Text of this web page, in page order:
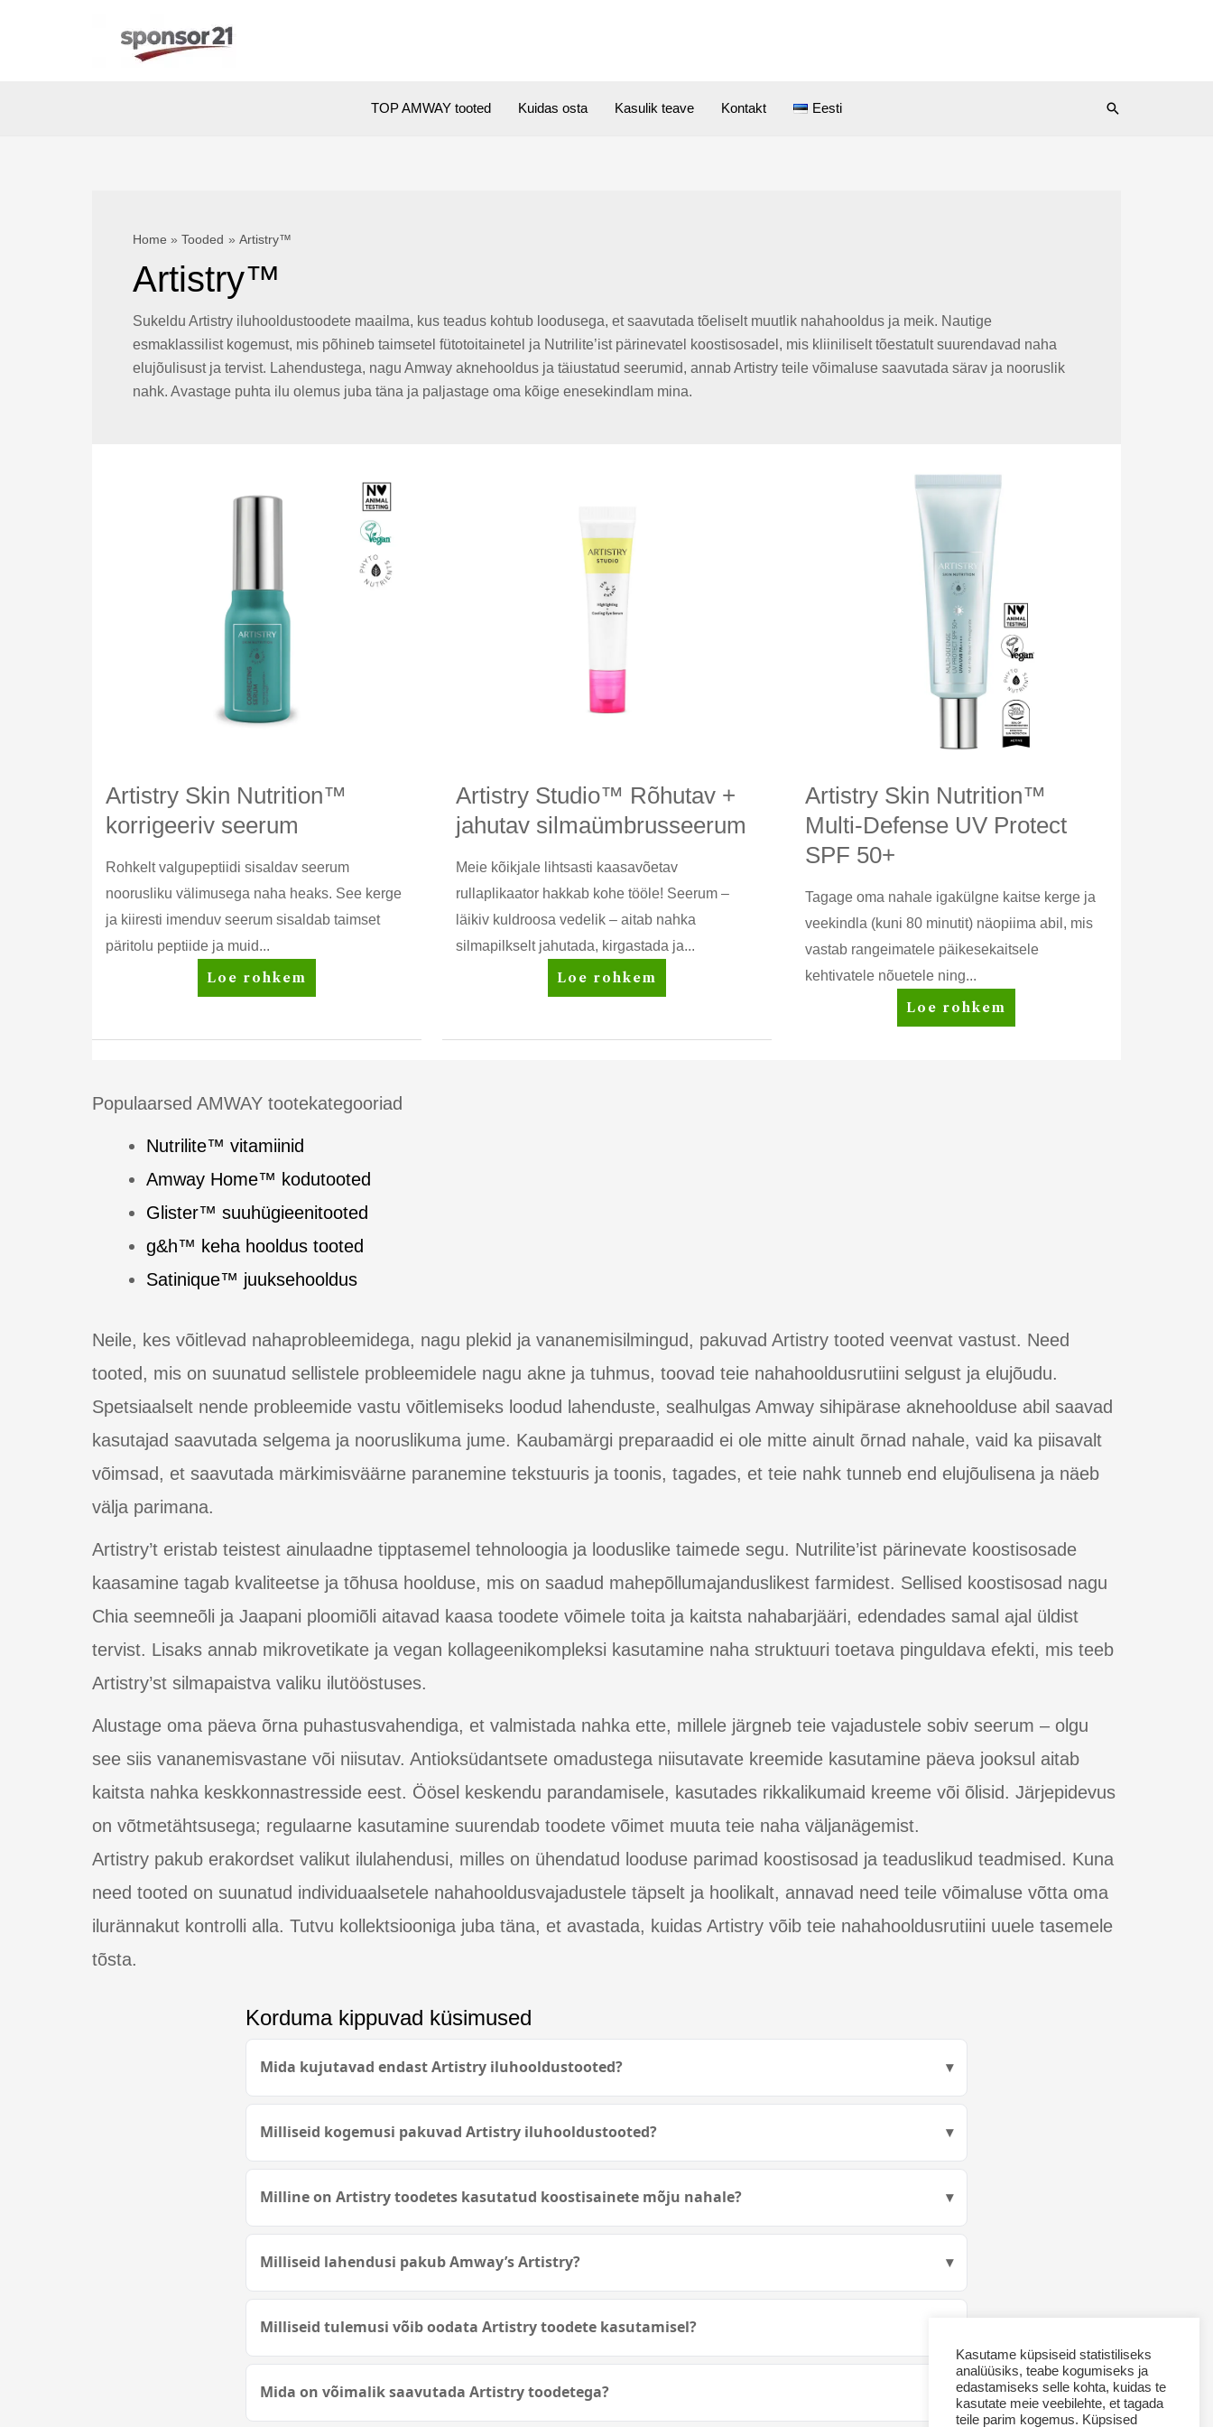
TOP AMWAY tooted Kuidas osta Kasulik teave Kontakt Eesti Search
Home Tooded Artistry™
Artistry™
Sukeldu Artistry iluhooldustoodete maailma, kus teadus kohtub loodusega, et saavutada tõeliselt muutlik nahahooldus ja meik. Nautige
esmaklassilist kogemust, mis põhineb taimsetel fütotoitainetel ja Nutrilite’ist pärinevatel koostisosadel, mis kliiniliselt tõestatult suurendavad naha
elujõulisust ja tervist. Lahendustega, nagu Amway aknehooldus ja täiustatud seerumid, annab Artistry teile võimaluse saavutada särav ja nooruslik
nahk. Avastage puhta ilu olemus juba täna ja paljastage oma kõige enesekindlam mina.
Artistry Skin Nutrition™
korrigeeriv seerum
Rohkelt valgupeptiidi sisaldav seerum
noorusliku välimusega naha heaks. See kerge
ja kiiresti imenduv seerum sisaldab taimset
päritolu peptiide ja muid...
Artistry
Skin
Loe rohkem
Artistry Studio™ Rõhutav +
jahutav silmaümbrusseerum
Meie kõikjale lihtsasti kaasavõetav
rullaplikaator hakkab kohe tööle! Seerum –
läikiv kuldroosa vedelik – aitab nahka
silmapilkselt jahutada, kirgastada ja...
Artistry
Studio™
Loe rohkem
Artistry Skin Nutrition™
Multi-Defense UV Protect
SPF 50+
Tagage oma nahale igakülgne kaitse kerge ja
veekindla (kuni 80 minutit) näopiima abil, mis
vastab rangeimatele päikesekaitsele
kehtivatele nõuetele ning...
Artistry
Skin
Loe rohkem
Populaarsed AMWAY tootekategooriad
Nutrilite™ vitamiinid
Amway Home™ kodutooted
Glister™ suuhügieenitooted
g&h™ keha hooldus tooted
Satinique™ juuksehooldus
Neile, kes võitlevad nahaprobleemidega, nagu plekid ja vananemisilmingud, pakuvad Artistry tooted veenvat vastust. Need
tooted, mis on suunatud sellistele probleemidele nagu akne ja tuhmus, toovad teie nahahooldusrutiini selgust ja elujõudu.
Spetsiaalselt nende probleemide vastu võitlemiseks loodud lahenduste, sealhulgas Amway sihipärase aknehoolduse abil saavad
kasutajad saavutada selgema ja nooruslikuma jume. Kaubamärgi preparaadid ei ole mitte ainult õrnad nahale, vaid ka piisavalt
võimsad, et saavutada märkimisväärne paranemine tekstuuris ja toonis, tagades, et teie nahk tunneb end elujõulisena ja näeb
välja parimana.
Artistry’t eristab teistest ainulaadne tipptasemel tehnoloogia ja looduslike taimede segu. Nutrilite’ist pärinevate koostisosade
kaasamine tagab kvaliteetse ja tõhusa hoolduse, mis on saadud mahepõllumajanduslikest farmidest. Sellised koostisosad nagu
Chia seemneõli ja Jaapani ploomiõli aitavad kaasa toodete võimele toita ja kaitsta nahabarjääri, edendades samal ajal üldist
tervist. Lisaks annab mikrovetikate ja vegan kollageenikompleksi kasutamine naha struktuuri toetava pinguldava efekti, mis teeb
Artistry’st silmapaistva valiku ilutööstuses.
Alustage oma päeva õrna puhastusvahendiga, et valmistada nahka ette, millele järgneb teie vajadustele sobiv seerum – olgu
see siis vananemisvastane või niisutav. Antioksüdantsete omadustega niisutavate kreemide kasutamine päeva jooksul aitab
kaitsta nahka keskkonnastresside eest. Öösel keskendu parandamisele, kasutades rikkalikumaid kreeme või õlisid. Järjepidevus
on võtmetähtsusega; regulaarne kasutamine suurendab toodete võimet muuta teie naha väljanägemist.
Artistry pakub erakordset valikut ilulahendusi, milles on ühendatud looduse parimad koostisosad ja teaduslikud teadmised. Kuna
need tooted on suunatud individuaalsetele nahahooldusvajadustele täpselt ja hoolikalt, annavad need teile võimaluse võtta oma
ilurännakut kontrolli alla. Tutvu kollektsiooniga juba täna, et avastada, kuidas Artistry võib teie nahahooldusrutiini uuele tasemele
tõsta.
Korduma kippuvad küsimused
Mida kujutavad endast Artistry iluhooldustooted?
Milliseid kogemusi pakuvad Artistry iluhooldustooted?
Milline on Artistry toodetes kasutatud koostisainete mõju nahale?
Milliseid lahendusi pakub Amway’s Artistry?
Milliseid tulemusi võib oodata Artistry toodete kasutamisel?
Mida on võimalik saavutada Artistry toodetega?
Kasutame küpsiseid statistiliseks
analüüsiks, teabe kogumiseks ja
edastamiseks selle kohta, kuidas te
kasutate meie veebilehte, et tagada
teile parim kogemus. Küpsised